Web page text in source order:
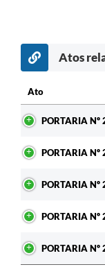
Atos
Ato
PORTARIA Nº
PORTARIA Nº
PORTARIA Nº
PORTARIA Nº
PORTARIA Nº